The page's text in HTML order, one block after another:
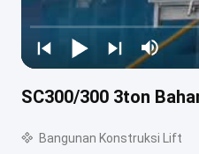
SC300/300 3ton
Bangunan Konstruksi Lift